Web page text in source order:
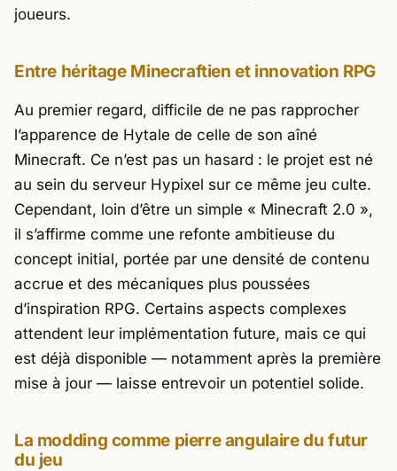
joueurs.
Entre héritage Minecraftien et innovation RPG
Au premier regard, difficile de ne pas rapprocher
l’apparence de Hytale de celle de son aîné
Minecraft. Ce n’est pas un hasard : le projet est né
au sein du serveur Hypixel sur ce même jeu culte.
Cependant, loin d’être un simple « Minecraft 2.0 »,
il s’affirme comme une refonte ambitieuse du
concept initial, portée par une densité de contenu
accrue et des mécaniques plus poussées
d’inspiration RPG. Certains aspects complexes
attendent leur implémentation future, mais ce qui
est déjà disponible — notamment après la première
mise à jour — laisse entrevoir un potentiel solide.
La modding comme pierre angulaire du futur
du jeu